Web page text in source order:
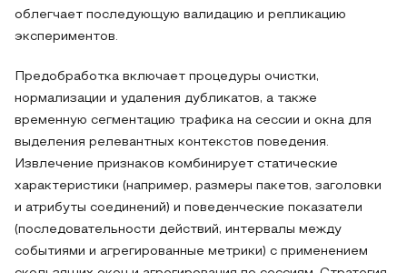
облегчает последующую валидацию и репликацию
экспериментов.
Предобработка включает процедуры очистки,
нормализации и удаления дубликатов, а также
временную сегментацию трафика на сессии и окна для
выделения релевантных контекстов поведения.
Извлечение признаков комбинирует статические
характеристики (например, размеры пакетов, заголовки
и атрибуты соединений) и поведенческие показатели
(последовательности действий, интервалы между
событиями и агрегированные метрики) с применением